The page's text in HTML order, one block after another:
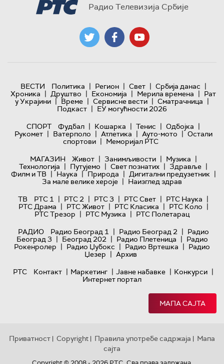
Радио Телевизија Србије
ВЕСТИ Политика | Регион | Свет | Србија данас |
Хроника | Друштво | Економија | Мерила времена | Рат
у Украјини | Време | Сервисне вести | Сматрачница |
Подкаст | ЕУ могућности 2026
СПОРТ
Фудбал | Кошарка | Тенис | Одбојка |
Рукомет | Ватерполо | Атлетика | Ауто-мото | Остали
спортови | Меморијал РТС
МАГАЗИН
Живот | Занимљивости | Музика |
Технологијa | Путујемо | Свет познатих | Здравље |
Филм и ТВ | Наука | Природа | Дигитални предузетник |
За мале велике хероје | Наизглед здрав
ТВ
РТС 1 | РТС 2 | РТС 3 | РТС Свет | РТС Наука |
РТС Драма | РТС Живот | РТС Класика | РТС Коло |
РТС Трезор | РТС Музика | РТС Полетарац
РАДИО
Радио Београд 1 | Радио Београд 2 | Радио
Београд 3 | Београд 202 | Радио Плетеница | Радио
Рокенролер | Радио Џубокс | Радио Вртешка | Радио
Џезер | Архив
РТС
Контакт | Маркетинг | Јавне набавке | Конкурси |
Интернет портал
МАПА САЈТА
Приватност | Copyright | Правила употребе садржаја | Мапа
сајта